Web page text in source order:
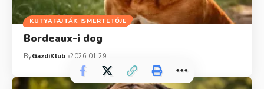
KUTYAFAJTÁK ISMERTETŐJE
Bordeaux-i dog
ByGazdiKlub 2026.01.29.